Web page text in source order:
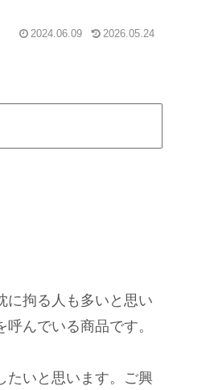
2024.06.09 2026.05.24
に拘る人も多いと思い
んでいる商品です。
たいと思います。ご興